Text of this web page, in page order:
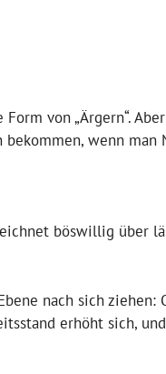
von „Ärgern“.
wenn man
böswillig über
nach sich ziehen:
erhöht sich,